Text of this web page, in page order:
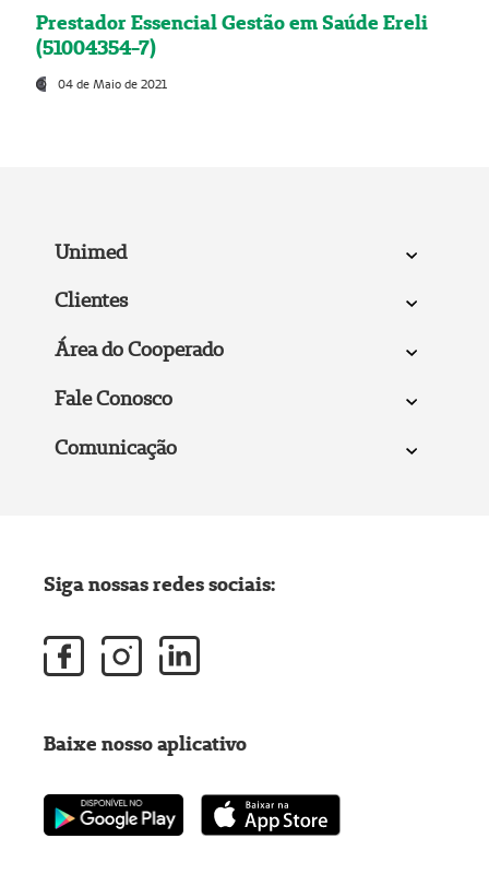
Prestador Essencial Gestão em Saúde Ereli
(51004354-7)
04 de Maio de 2021
Unimed
Clientes
Área do Cooperado
Fale Conosco
Comunicação
Siga nossas redes sociais:
Baixe nosso aplicativo